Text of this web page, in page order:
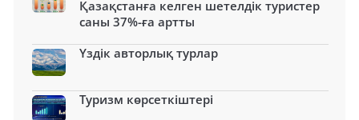
Қазақстанға келген шетелдік туристер
саны 37%-ға артты
Үздік авторлық турлар
Туризм көрсеткіштері